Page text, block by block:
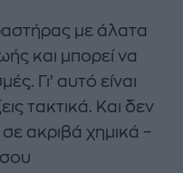
με άλατα
και μπορεί να
Γι’ αυτό είναι
τακτικά. Και δεν
ακριβά χημικά –